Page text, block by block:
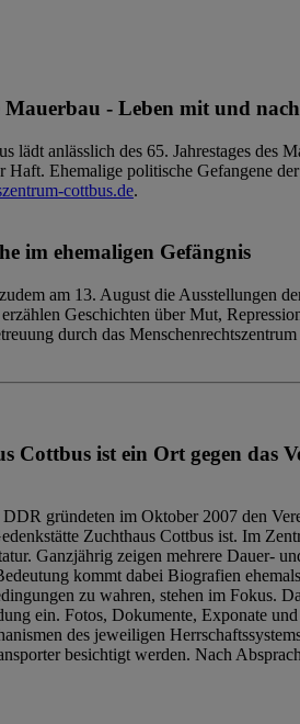
Mauerbau - Leben mit und
lädt anlässlich des 65. Jahrestages
Haft. Ehemalige politische Gefangene
cottbus.de.
im ehemaligen Gefängnis
am 13. August die Ausstellungen
Geschichten über Mut,
durch das
Cottbus ist ein Ort gegen das
gründeten im Oktober 2007 den
Zuchthaus Cottbus ist. Im
Ganzjährig zeigen mehrere Dauer-
kommt dabei Biografien
zu wahren, stehen im Fokus.
ein. Fotos, Dokumente, Exponate
des jeweiligen
besichtigt werden. Nach